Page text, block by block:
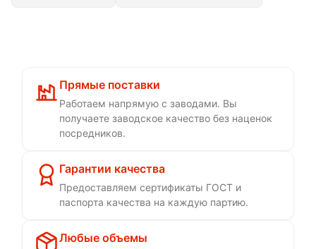
Прямые поставки
Работаем напрямую с заводами. Вы
получаете заводское качество без наценок
посредников.
Гарантии качества
Предоставляем сертификаты ГОСТ и
паспорта качества на каждую партию.
Любые объемы